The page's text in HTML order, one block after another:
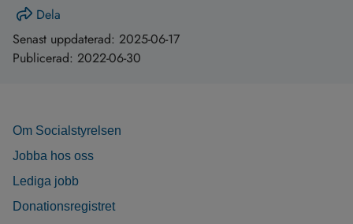
Dela
Senast uppdaterad: 2025-06-17
Publicerad: 2022-06-30
Om Socialstyrelsen
Jobba hos oss
Lediga jobb
Donationsregistret